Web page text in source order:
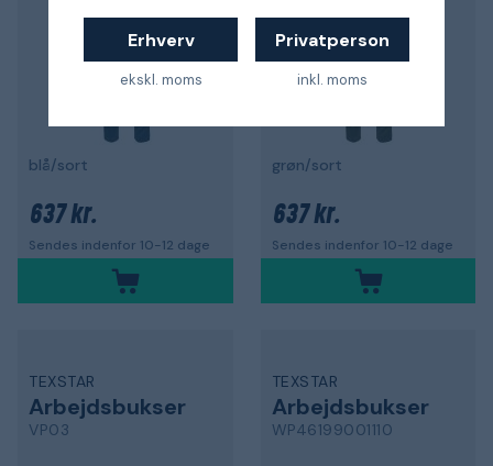
Erhverv
ekskl. moms
Privatperson
inkl. moms
blå/sort
637 kr.
Sendes indenfor 10-12 dage
grøn/sort
637 kr.
Sendes indenfor 10-12 dage
TEXSTAR
Arbejdsbukser
VP03
TEXSTAR
Arbejdsbukser
WP46199001110